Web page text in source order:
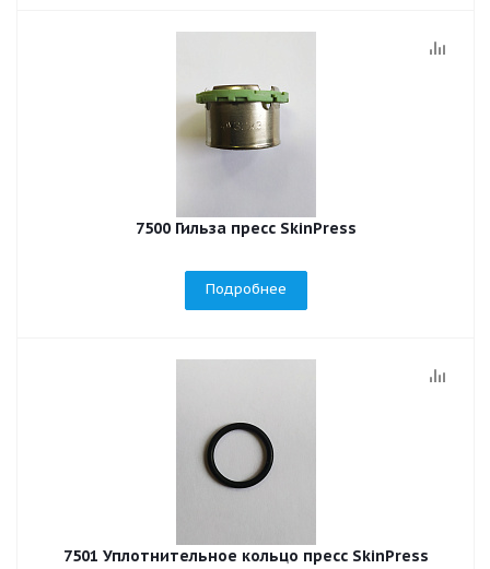
7500 Гильза пресс SkinPress
Подробнее
7501 Уплотнительное кольцо пресс SkinPress